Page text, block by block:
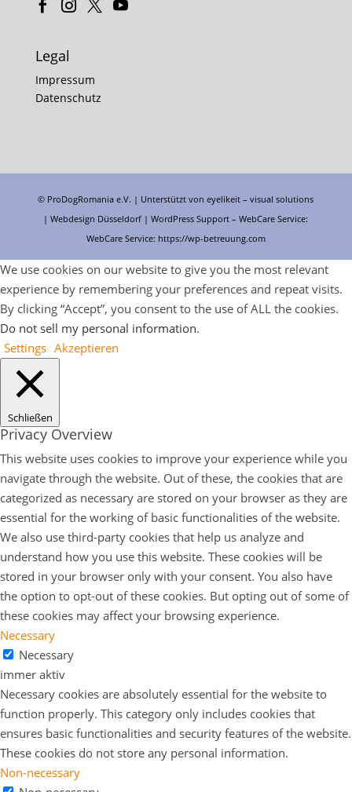
Legal
Impressum
Datenschutz
© ProDogRomania e.V. | Unterstützt voneyelikeit – visual solutions
| Webdesign Düsseldorf |WordPress Support – WebCare Service:
WebCare Service: https://wp-betreuung.com
We use cookies on our website to give you the most relevant
experience by remembering your preferences and repeat visits.
By clicking “Accept”, you consent to the use of ALL the cookies.
Do not sell my personal information.
Settings Akzeptieren
Schließen
Privacy Overview
This website uses cookies to improve your experience while you
navigate through the website. Out of these, the cookies that are
categorized as necessary are stored on your browser as they are
essential for the working of basic functionalities of the website.
We also use third-party cookies that help us analyze and
understand how you use this website. These cookies will be
stored in your browser only with your consent. You also have
the option to opt-out of these cookies. But opting out of some of
these cookies may affect your browsing experience.
Necessary
Necessary
immer aktiv
Necessary cookies are absolutely essential for the website to
function properly. This category only includes cookies that
ensures basic functionalities and security features of the website.
These cookies do not store any personal information.
Non-necessary